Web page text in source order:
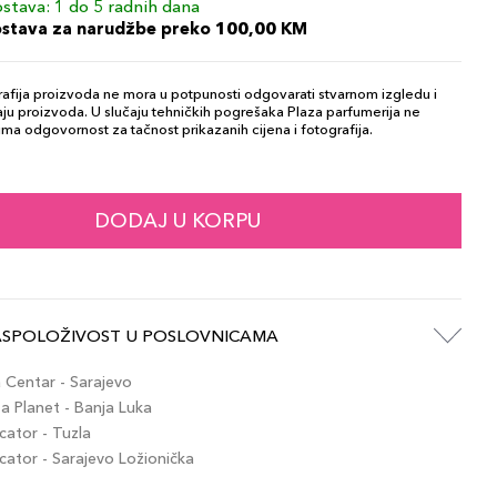
1 do 5 radnih dana
za narudžbe preko 100,00 KM
proizvoda ne mora u potpunosti odgovarati stvarnom izgledu i
proizvoda. U slučaju tehničkih pogrešaka Plaza parfumerija ne
odgovornost za tačnost prikazanih cijena i fotografija.
DODAJ U KORPU
U POSLOVNICAMA
- Sarajevo
Planet - Banja Luka
- Tuzla
- Sarajevo Ložionička